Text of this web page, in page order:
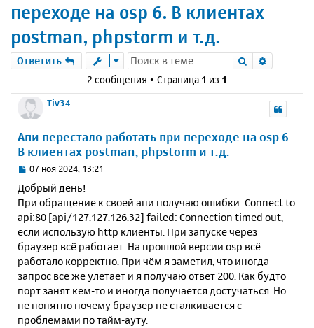
переходе на osp 6. В клиентах
postman, phpstorm и т.д.
Ответить Поиск
2 сообщения • Страница 1 из 1
Tiv34
Апи перестало работать при переходе на osp 6.
В клиентах postman, phpstorm и т.д.
С
о
б
щ
е
н
и
е
07 ноя 2024, 13:21
Добрый день!
При обращение к своей апи получаю ошибки: Connect to
api:80 [api/127.127.126.32] failed: Connection timed out,
если использую http клиенты. При запуске через
браузер всё работает. На прошлой версии osp всё
работало корректно. При чём я заметил, что иногда
запрос всё же улетает и я получаю ответ 200. Как будто
порт занят кем-то и иногда получается достучаться. Но
не понятно почему браузер не сталкивается с
проблемами по тайм-ауту.